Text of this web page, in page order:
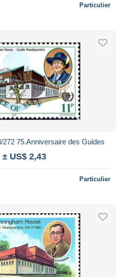
Particulier
75.Anniversaire des Guides
± US$ 2,43
Particulier